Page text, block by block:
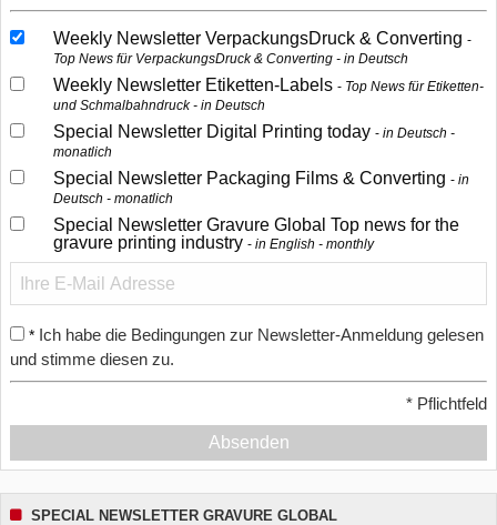
Weekly Newsletter VerpackungsDruck & Converting
Top News für VerpackungsDruck & Converting - in Deutsch
Weekly Newsletter Etiketten-Labels
Top News für Etiketten-
und Schmalbahndruck - in Deutsch
Special Newsletter Digital Printing today
in Deutsch -
monatlich
Special Newsletter Packaging Films & Converting
in
Deutsch - monatlich
Special Newsletter Gravure Global Top news for the
gravure printing industry
in English - monthly
* Ich habe die Bedingungen zur Newsletter-Anmeldung gelesen
und stimme diesen zu.
* Pflichtfeld
Absenden
SPECIAL NEWSLETTER GRAVURE GLOBAL